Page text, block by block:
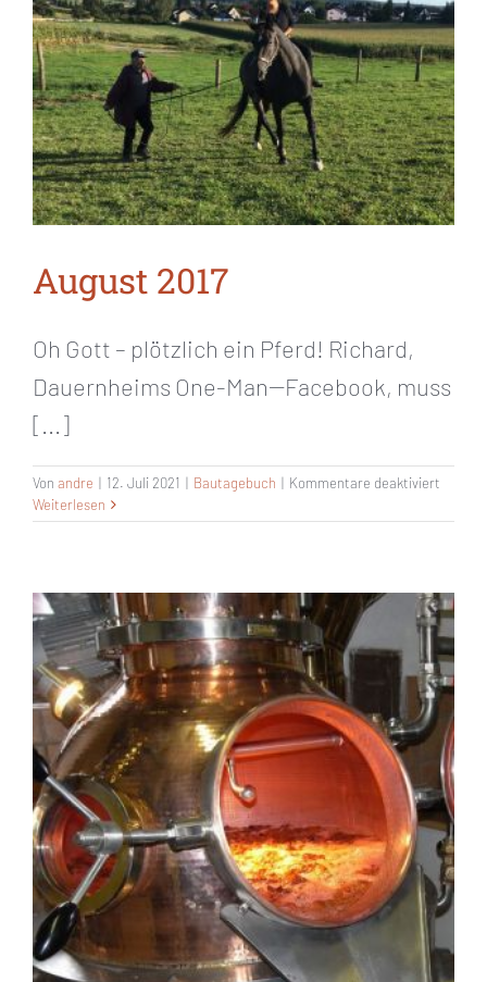
August 2017
Oh Gott – plötzlich ein Pferd! Richard,
Dauernheims One-Man--Facebook, muss
[...]
Von andre | 12. Juli 2021 | Bautagebuch | Kommentare deaktiviert
2017
Weiterlesen